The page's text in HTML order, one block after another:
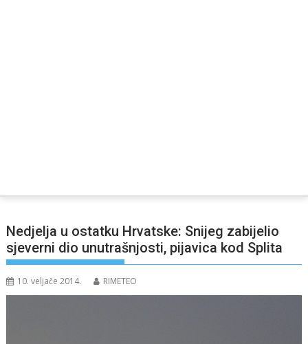
Nedjelja u ostatku Hrvatske: Snijeg zabijelio
sjeverni dio unutrašnjosti, pijavica kod Splita
10. veljače 2014. RIMETEO